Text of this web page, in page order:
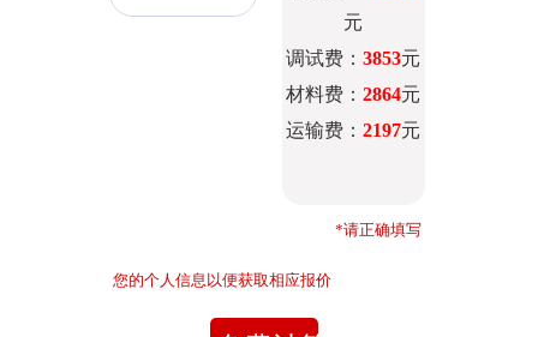
元
调试费：3853元
材料费：2864元
运输费：2197元
*请正确填写
您的个人信息 以便获取相应报价